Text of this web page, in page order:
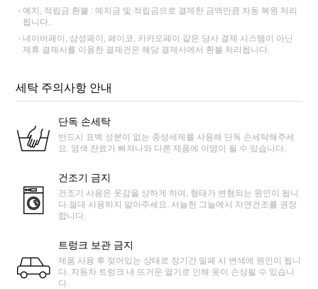
예치, 적립금 환불 : 예치금 및 적립금으로 결제한 금액만큼 자동 복원 처리
됩니다.
네이버페이, 삼성페이, 페이코, 카카오페이 같은 당사 결제 시스템이 아닌
제휴 결제사를 이용한 결제건은 해당 결제사에서 환불 처리됩니다.
세탁 주의사항 안내
단독 손세탁
반드시 표백 성분이 없는 중성세제를 사용해 단독 손세탁해주세
요. 염색 잔료가 빠져나와 다른 제품에 이염이 될 수 있습니다.
건조기 금지
건조기 사용은 옷감을 상하게 하며, 형태가 변형되는 원인이 됩니
다.절대 사용하지 말아주세요. 서늘한 그늘에서 자연건조를 권장
합니다.
트렁크 보관 금지
제품 사용 후 젖어있는 상태로 장기간 밀폐 시 변색에 원인이 됩니
다. 자동차 트렁크 내 뜨거운 열기로 인해 옷이 손상될 수 있습니
다.